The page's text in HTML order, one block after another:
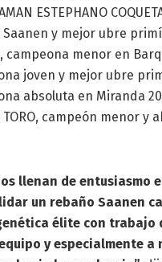
ESTEPHANO
y mejor ubre
campeona menor en
joven y mejor ubre
absoluta en Miranda
TORO, campeón menor
llenan de entusiasmo
un rebaño Saanen
élite con trabajo
y especialmente